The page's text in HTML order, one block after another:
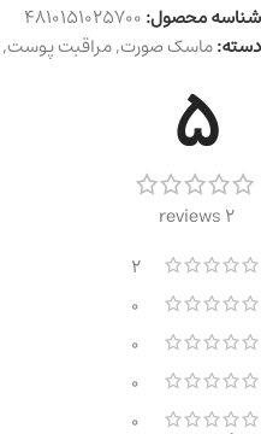
شناسه محصول:4810151025700
دسته:ماسک صورت,مراقبت پوست,
5
2 reviews
2
0
0
0
0